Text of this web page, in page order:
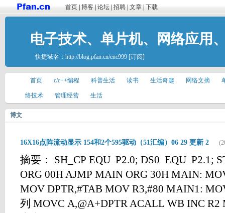
首页 博客 论坛 招聘 文章 下载
电子技术、单片机、网络应用
快捷域名： http://blog.pfan.cn/enc999 [订阅]
首页 c/c++编程 科普生活 读书 生活奇趣 网络文摘
络技术 管理经营 生活
博文
16X16点阵流动显示 154和2个595驱动（51汇编）06 29 更新 2
摘要： SH_CP EQU P2.0; DS0 EQU P2.1;
ORG 00H AJMP MAIN ORG 30H MAIN:
MOV DPTR,#TAB MOV R3,#80 MAIN1:
列 MOVC A,@A+DPTR ACALL WB INC